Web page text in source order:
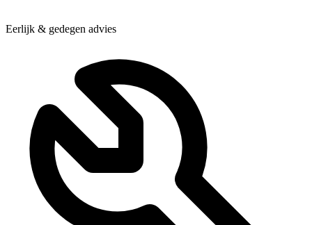
Eerlijk & gedegen advies